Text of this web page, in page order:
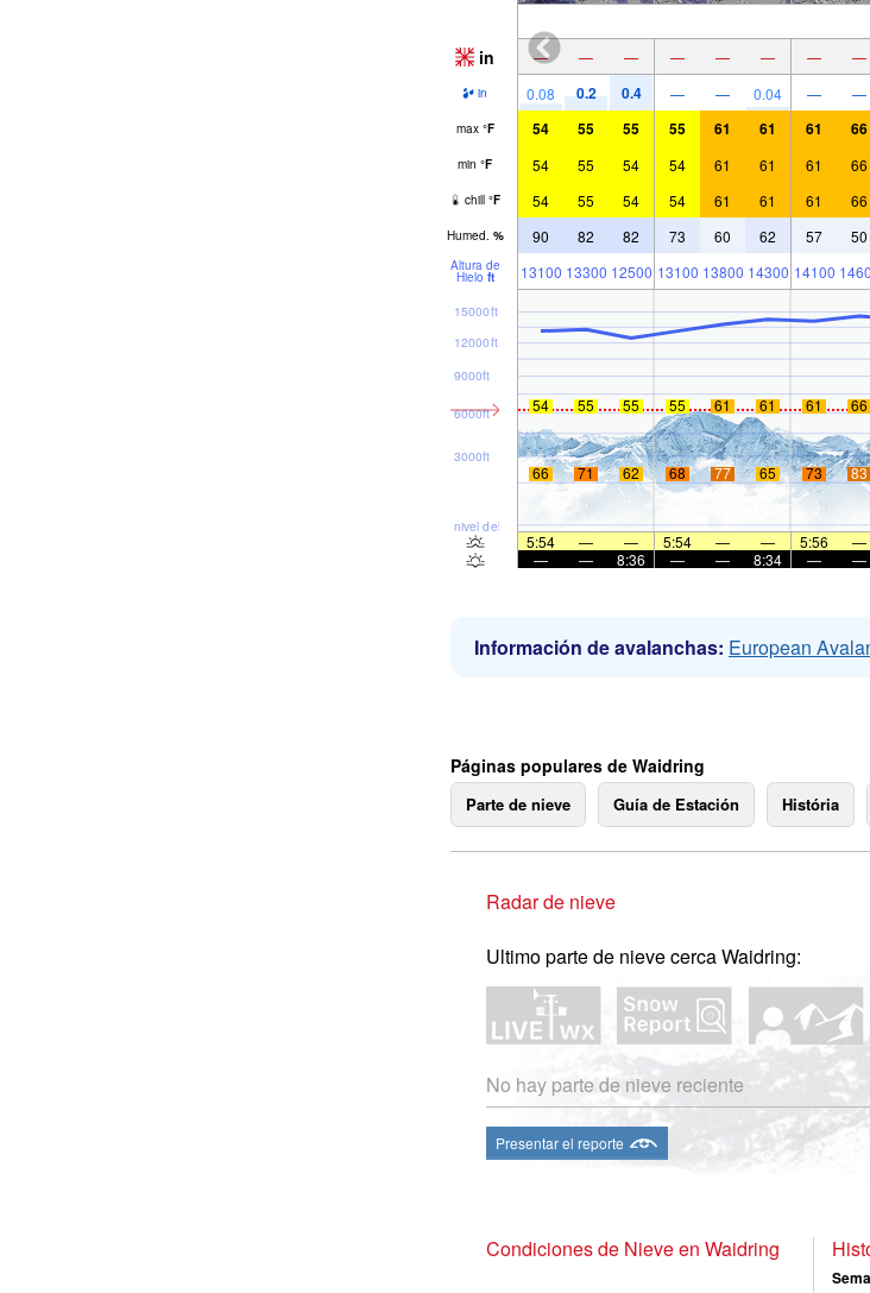
in — — — — — — — —
in 0.08 0.2 0.4 — — 0.04 — —
max °F 54 55 55 55 61 61 61 66
min °F 54 55 54 54 61 61 61 66
chill °F 54 55 54 54 61 61 61 66
Humed. % 90 82 82 73 60 62 57 50
Altura de
Hielo ft 13100 13300 12500 13100 13800 14300 14100
nivel del mar
3000ft
6000ft
9000ft
12000ft
15000ft
54 55 55 55 61 61 61 66
66 71 62 68 77 65 73 83
5:54 — — 5:54 — — 5:56 —
—
— 8:36 — — 8:34 — —
Información de avalanchas: European
Páginas populares de Waidring
Parte de nieve Guía de Estación História
Radar de nieve
Ultimo parte de nieve cerca Waidring:
No hay parte de nieve reciente
Presentar el reporte
Condiciones de Nieve en Waidring